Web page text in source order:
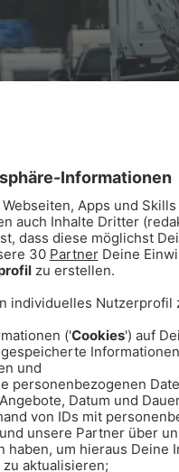
Jobbörse
News